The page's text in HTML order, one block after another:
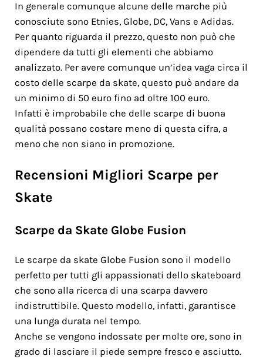
In generale comunque alcune delle marche più
conosciute sono Etnies, Globe, DC, Vans e Adidas.
Per quanto riguarda il prezzo, questo non può che
dipendere da tutti gli elementi che abbiamo
analizzato. Per avere comunque un’idea vaga circa il
costo delle scarpe da skate, questo può andare da
un minimo di 50 euro fino ad oltre 100 euro.
Infatti è improbabile che delle scarpe di buona
qualità possano costare meno di questa cifra, a
meno che non siano in promozione.
Recensioni Migliori Scarpe per
Skate
Scarpe da Skate Globe Fusion
Le scarpe da skate Globe Fusion sono il modello
perfetto per tutti gli appassionati dello skateboard
che sono alla ricerca di una scarpa davvero
indistruttibile. Questo modello, infatti, garantisce
una lunga durata nel tempo.
Anche se vengono indossate per molte ore, sono in
grado di lasciare il piede sempre fresco e asciutto.